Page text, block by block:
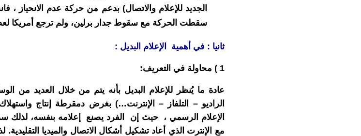
الجديد للإعلام والاتصال) بدعم من حركة عدم الانحياز ،
سقطت الحركة مع سقوط جدار برلين، ولم ترجع أمريكا
ثانيا : في أهمية الإعلام البديل :
1 ) محاولة في التعريف:
عادة ما يُنظر للإعلام البديل بأنه يتم من خلال العديد من
الراديو – التلفاز – الإنترنت…) بغرض دمقرطة إنتاج
الإعلام الرسمي ، حيث إن الفرد يصنع إعلامه بنفسه،
مع الإنترت الذي أعاد تشكيل أشكال الاتصال والميديا